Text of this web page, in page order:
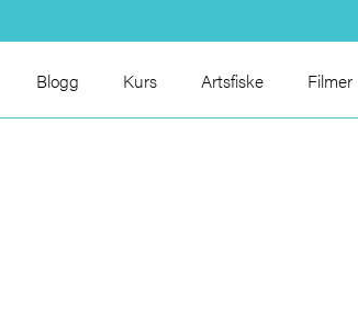
Blogg Kurs Artsfiske Filmer